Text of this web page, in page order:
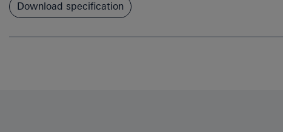
Download specification